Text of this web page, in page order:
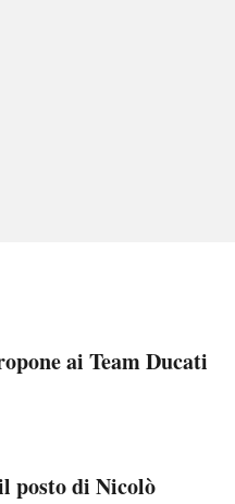
ai Team Ducati
posto di Nicolò